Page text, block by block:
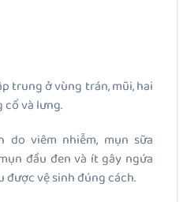
trung ở vùng trán, mũi, hai
cổ và lưng.
do viêm nhiễm, mụn sữa
đầu đen và ít gây ngứa
được vệ sinh đúng cách.